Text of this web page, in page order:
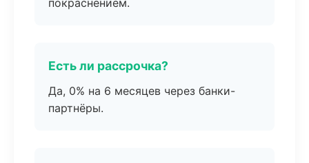
покраснением.
Есть ли рассрочка?
Да, 0% на 6 месяцев через банки-
партнёры.